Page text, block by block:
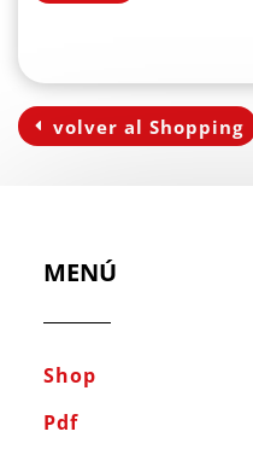
volver al Shopping
MENÚ
Shop
Pdf